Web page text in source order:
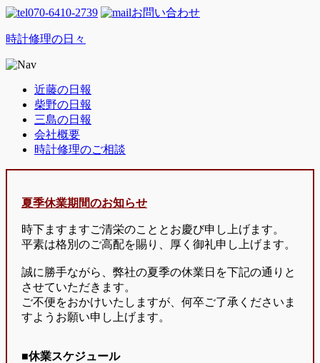
070-6410-2739 お問い合わせ
時計修理の日々
近藤の日報
柴野の日報
三島の日報
会社概要
時計修理のご相談
夏季休業期間のお知らせ
時下ますますご清栄のこととお慶び申し上げます。
平素は格別のご高配を賜り、厚く御礼申し上げます。
誠に勝手ながら、弊社の夏季の休業日を下記の通りと
させていただきます。
ご不便をおかけいたしますが、何卒ご了承くださいま
すようお願い申し上げます。
■休業スケジュール